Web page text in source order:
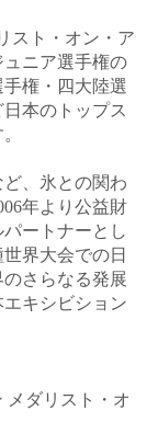
スト・オン・ア
ュニア選手権の
権・四大陸選
本のトップス
、氷との関わ
年より公益財
ートナーとし
界大会での日
さらなる発展
キシビション
メダリスト・オ